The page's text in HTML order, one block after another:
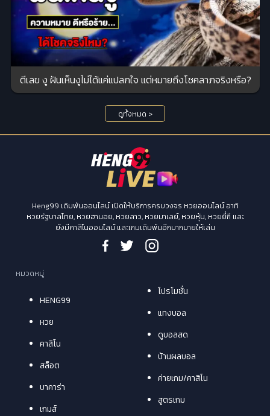
ตีเลข งู ฝันเห็นงูไม่ได้แค่แปลกใจ แต่หมายถึงโชคลาภจริงหรือ?
ดูทั้งหมด >
Heng99 เดิมพันออนไลน์ เปิดให้บริการครบวงจร หวยออนไลน์ อาทิ
หวยรัฐบาลไทย, หวยฮานอย, หวยลาว, หวยมาเลย์, หวยหุ้น, หวยยี่กี และ
ยังมีคาสิโนออนไลน์ และเกมเดิมพันอีกมากมายให้เล่น
หมวดหมู่
HENG99
หวย
คาสิโน
สล็อต
บาคาร่า
เกมส์
โปรโมชั่น
แทงบอล
ดูบอลสด
บ้านผลบอล
ค่ายเกม/คาสิโน
สูตรเกม